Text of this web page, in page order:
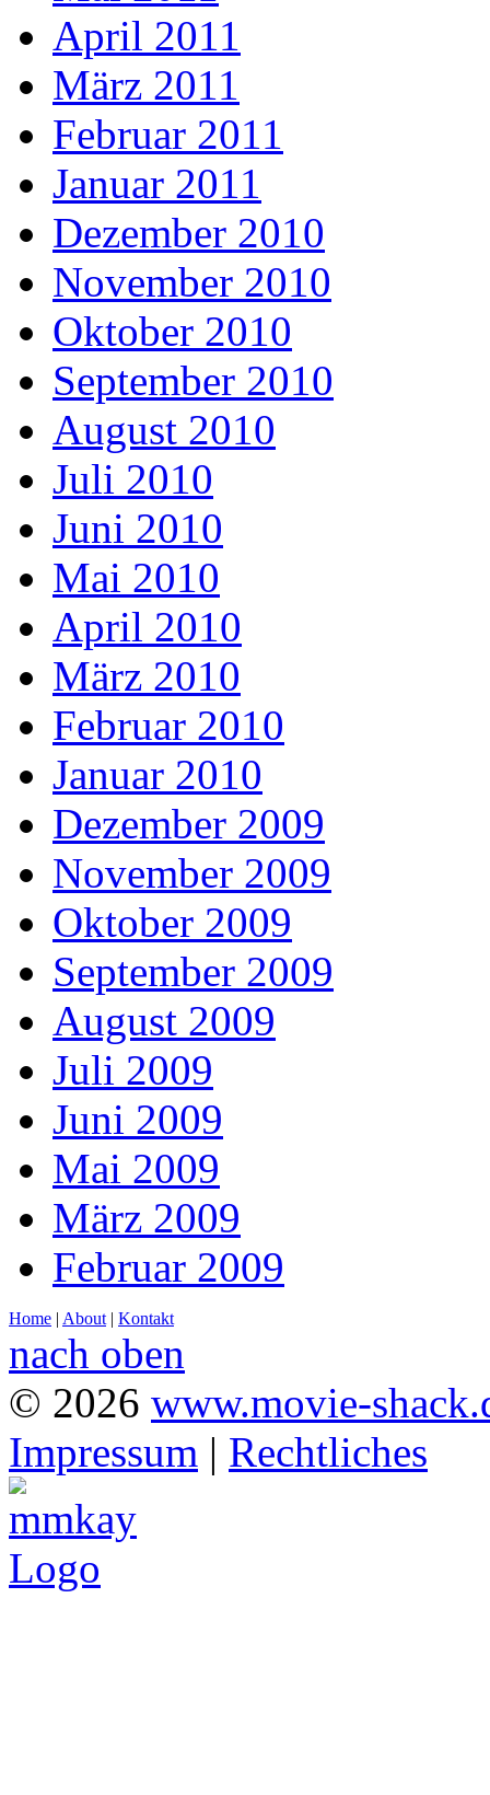
April 2011
März 2011
Februar 2011
Januar 2011
Dezember 2010
November 2010
Oktober 2010
September 2010
August 2010
Juli 2010
Juni 2010
Mai 2010
April 2010
März 2010
Februar 2010
Januar 2010
Dezember 2009
November 2009
Oktober 2009
September 2009
August 2009
Juli 2009
Juni 2009
Mai 2009
März 2009
Februar 2009
Home | About | Kontakt
nach oben
© 2026 www.movie-
Impressum | Rechtliches